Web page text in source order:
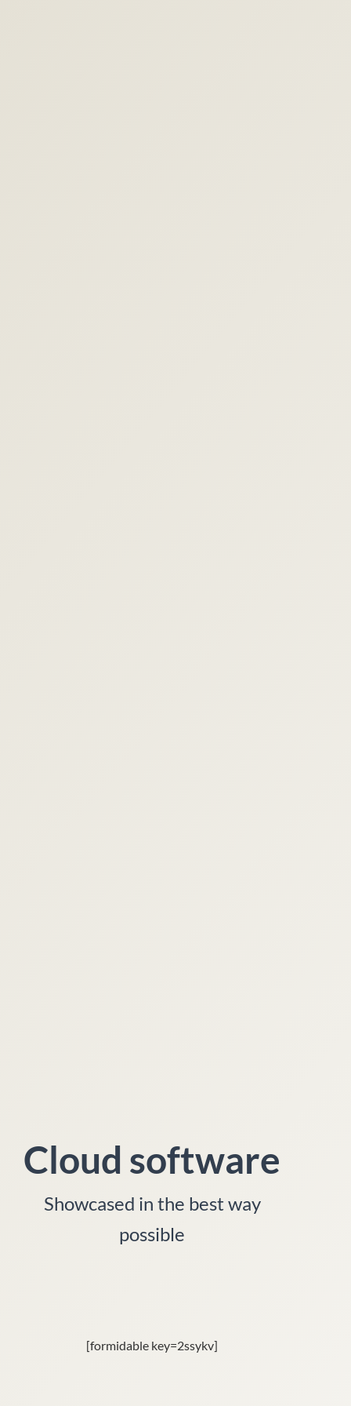
Cloud software
Showcased in the best way
possible
[formidable key=2ssykv]